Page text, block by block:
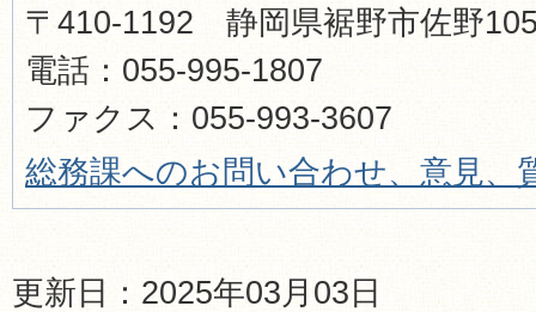
〒410-1192 静岡県裾野市佐野
電話：055-995-1807
ファクス：055-993-3607
総務課へのお問い合わせ、意見、
更新日：2025年03月03日